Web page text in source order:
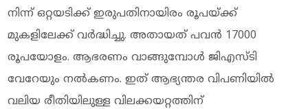
നിന്ന് ഒറ്റയടിക്ക് ഇരുപതിനായിരം രൂപയ്ക്ക്
മുകളിലേക്ക് വർദ്ധിച്ചു. അതായത് പവന്‍ 17000
രൂപയോളം. ആഭരണം വാങ്ങുമ്പോള്‍ ജിഎസ്ടി
വേറേയും നല്‍കണം. ഇത് ആഭ്യന്തര വിപണിയിൽ
വലിയ രീതിയിലുള്ള വിലക്കയറ്റത്തിന്